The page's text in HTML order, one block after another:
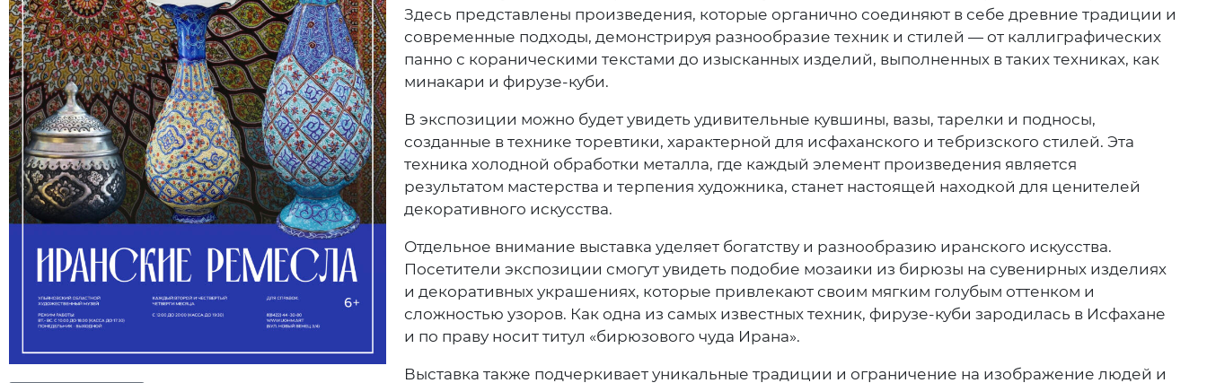
Здесь представлены произведения, которые органично соединяют в себе древние традиции и
современные подходы, демонстрируя разнообразие техник и стилей — от каллиграфических
панно с кораническими текстами до изысканных изделий, выполненных в таких техниках, как
минакари и фирузе-куби.
В экспозиции можно будет увидеть удивительные кувшины, вазы, тарелки и подносы,
созданные в технике торевтики, характерной для исфаханского и тебризского стилей. Эта
техника холодной обработки металла, где каждый элемент произведения является
результатом мастерства и терпения художника, станет настоящей находкой для ценителей
декоративного искусства.
Отдельное внимание выставка уделяет богатству и разнообразию иранского искусства.
Посетители экспозиции смогут увидеть подобие мозаики из бирюзы на сувенирных изделиях
и декоративных украшениях, которые привлекают своим мягким голубым оттенком и
сложностью узоров. Как одна из самых известных техник, фирузе-куби зародилась в Исфахане
и по праву носит титул «бирюзового чуда Ирана».
Выставка также подчеркивает уникальные традиции и ограничение на изображение людей и